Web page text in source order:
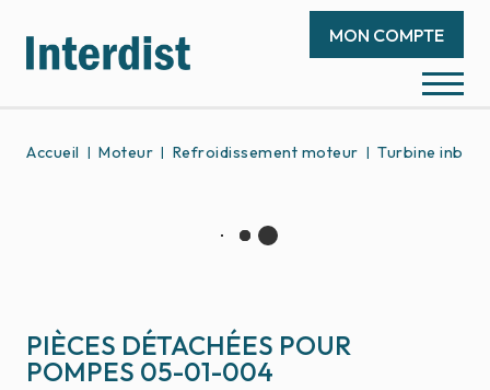
MON COMPTE
Accueil Moteur Refroidissement moteur Turbine
PIÈCES DÉTACHÉES POUR
POMPES 05-01-004